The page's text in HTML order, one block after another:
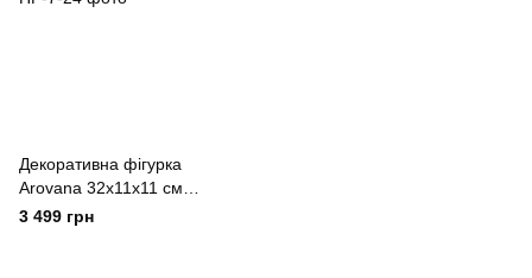
Декоративна фігурка
Arovana 32х11х11 см
металева Yiwu Сріблястий
3 499 грн